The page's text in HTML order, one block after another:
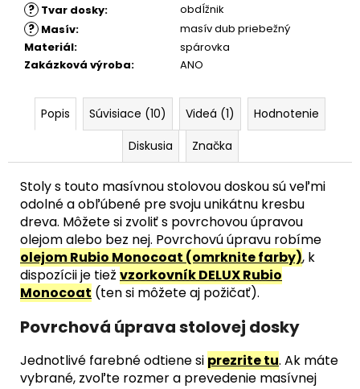
? Tvar dosky: obdĺžnik
? Masív:
masív dub priebežný
Materiál:
spárovka
Zakázková výroba: ANO
Popis Súvisiace (10) Videá (1)
Hodnotenie
Diskusia
Značka
Stoly s touto masívnou stolovou doskou sú veľmi
odolné a obľúbené pre svoju unikátnu kresbu
dreva. Môžete si zvoliť s povrchovou úpravou
olejom alebo bez nej. Povrchovú úpravu robíme
olejom Rubio Monocoat (omrknite farby), k
dispozícii je tiež vzorkovník DELUX Rubio
Monocoat (ten si môžete aj požičať).
Povrchová úprava stolovej dosky
Jednotlivé farebné odtiene si prezrite tu. Ak máte
vybrané, zvoľte rozmer a prevedenie masívnej